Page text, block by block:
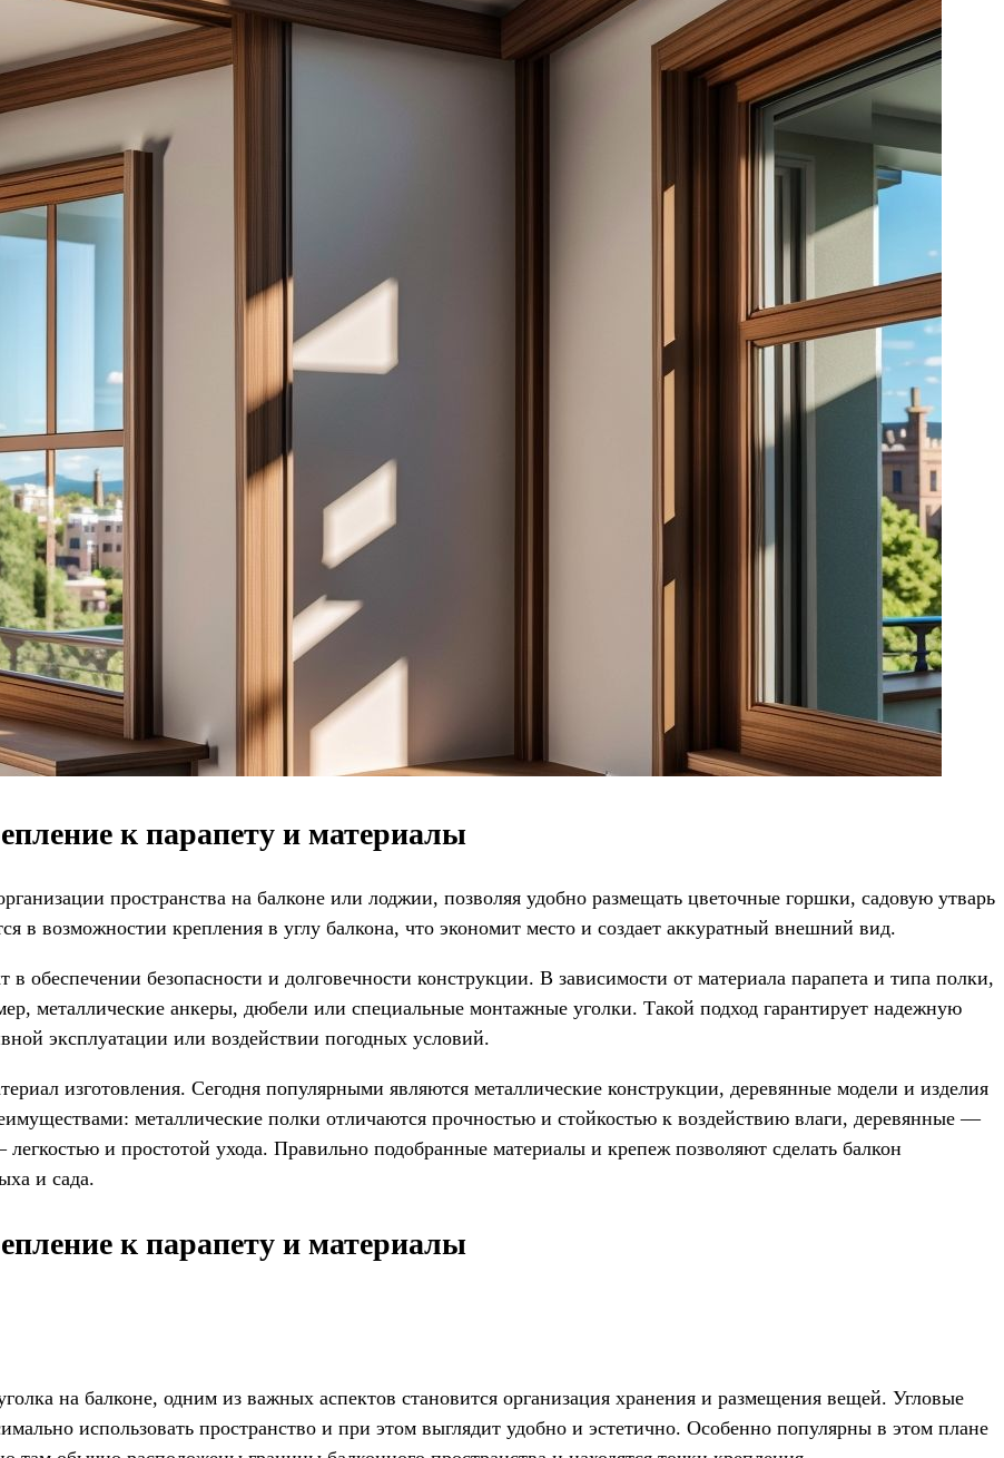
к парапету и материалы
пространства на балконе или лоджии, позволяя удобно размещать цветочные горшки, садовую утварь
в возможностии крепления в углу балкона, что экономит место и создает аккуратный внешний вид.
безопасности и долговечности конструкции. В зависимости от материала парапета и типа полки,
металлические анкеры, дюбели или специальные монтажные уголки. Такой подход гарантирует надежную
эксплуатации или воздействии погодных условий.
изготовления. Сегодня популярными являются металлические конструкции, деревянные модели и изделия
металлические полки отличаются прочностью и стойкостью к воздействию влаги, деревянные —
и простотой ухода. Правильно подобранные материалы и крепеж позволяют сделать балкон
и сада.
к парапету и материалы
на балконе, одним из важных аспектов становится организация хранения и размещения вещей. Угловые
использовать пространство и при этом выглядит удобно и эстетично. Особенно популярны в этом плане